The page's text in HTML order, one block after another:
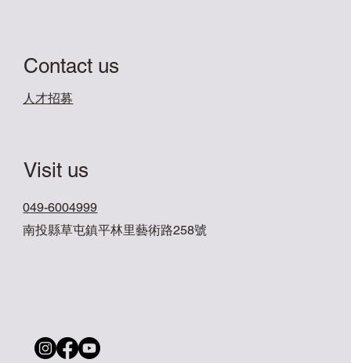
Contact us
​人才招募
049-6004999
南投縣草屯鎮平林里藝術路258號
Visit us